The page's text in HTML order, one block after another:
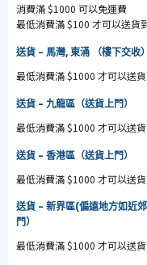
消費滿 $1000 可以免運費
最低消費滿 $100 才可以送貨
送貨 - 馬灣, 東涌 （樓下交收）
最低消費滿 $1000 才可以送
送貨 - 九龍區（送貨上門）
最低消費滿 $1000 才可以送
送貨 - 香港區（送貨上門）
最低消費滿 $1000 才可以送
送貨 - 新界區(偏遠地方如近
門）
最低消費滿 $1000 才可以送